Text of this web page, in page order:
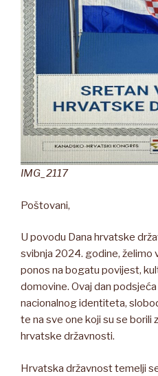
IMG_2117
Poštovani,
U povodu Dana hrvatske
svibnja 2024. godine, želimo
ponos na bogatu povijest,
domovine. Ovaj dan
nacionalnog identiteta,
te na sve one koji su se borili
hrvatske državnosti.
Hrvatska državnost temelji